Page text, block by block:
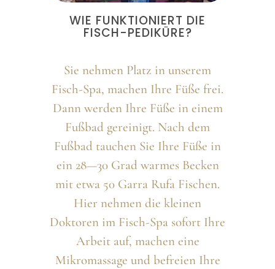
WIE FUNKTIONIERT DIE
FISCH-PEDIKÜRE?
Sie nehmen Platz in unserem
Fisch-Spa, machen Ihre Füße frei.
Dann werden Ihre Füße in einem
Fußbad gereinigt. Nach dem
Fußbad tauchen Sie Ihre Füße in
ein 28—30 Grad warmes Becken
mit etwa 50 Garra Rufa Fischen.
Hier nehmen die kleinen
Doktoren im Fisch-Spa sofort Ihre
Arbeit auf, machen eine
Mikromassage und befreien Ihre